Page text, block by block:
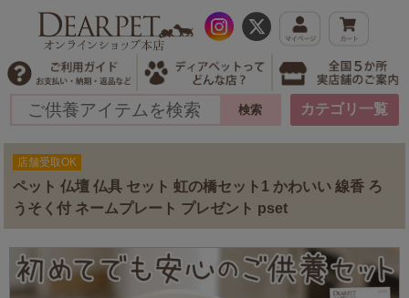
カテゴリ一覧
店舗受取OK
ペット 仏壇 仏具 セット 虹の橋セット1 かわいい 線香 ろ
うそく付 ネームプレート プレゼント pset